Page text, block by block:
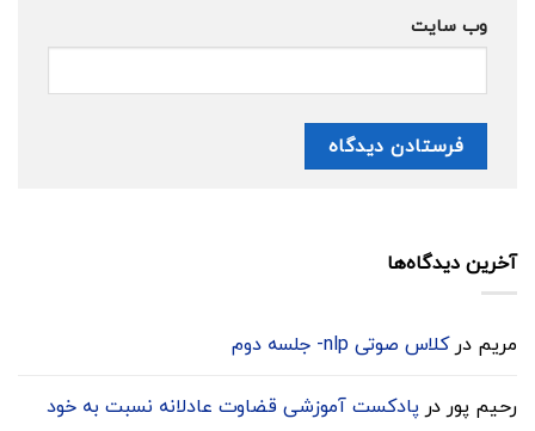
وب‌ سایت
آخرین دیدگاه‌ها
مریم درکلاس صوتی nlp- جلسه دوم
رحیم پوردرپادکست آموزشی قضاوت عادلانه نسبت به خود